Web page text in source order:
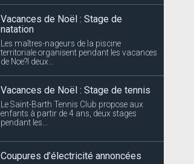
Vacances de Noël : Stage de
natation
Les maîtres-nageurs de la piscine
territoriale organisent pendant les vacances
de Noe?l deux...
Vacances de Noël : Stage de tennis
Le Saint-Barth Tennis Club propose aux
enfants à partir de 4 ans, deux stages
pendant les...
Coupures d’électricité annoncées